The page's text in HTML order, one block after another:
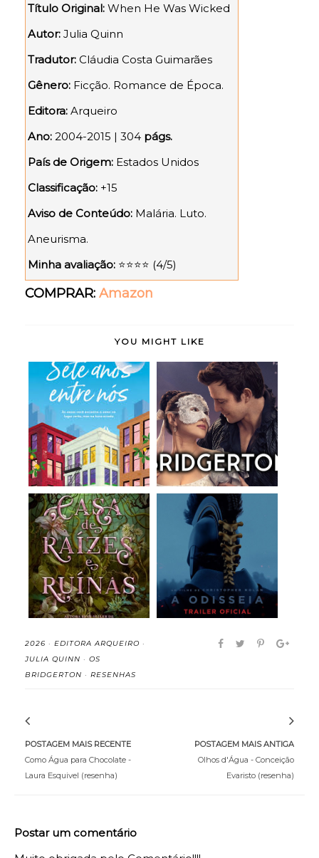
Título Original: When He Was Wicked
Autor: Julia Quinn
Tradutor: Cláudia Costa Guimarães
Gênero: Ficção. Romance de Época.
Editora: Arqueiro
Ano: 2004-2015 | 304 págs.
País de Origem: Estados Unidos
Classificação: +15
Aviso de Conteúdo: Malária. Luto.
Aneurisma.
Minha avaliação: ⭐⭐⭐⭐ (4/5)
COMPRAR: Amazon
YOU MIGHT LIKE
Sete Anos Entre Nós -
Ashley Poston...
Bridgerton (4ª
Temporada - 2026)
(S...
A Casa de Raízes e
Ruínas (Irmãs do...
A Odisseia (2026)
(Filme)
2026 · EDITORA ARQUEIRO ·
JULIA QUINN · OS
BRIDGERTON · RESENHAS
POSTAGEM MAIS RECENTE
Como Água para Chocolate -
Laura Esquivel (resenha)
POSTAGEM MAIS ANTIGA
Olhos d'Água - Conceição
Evaristo (resenha)
Postar um comentário